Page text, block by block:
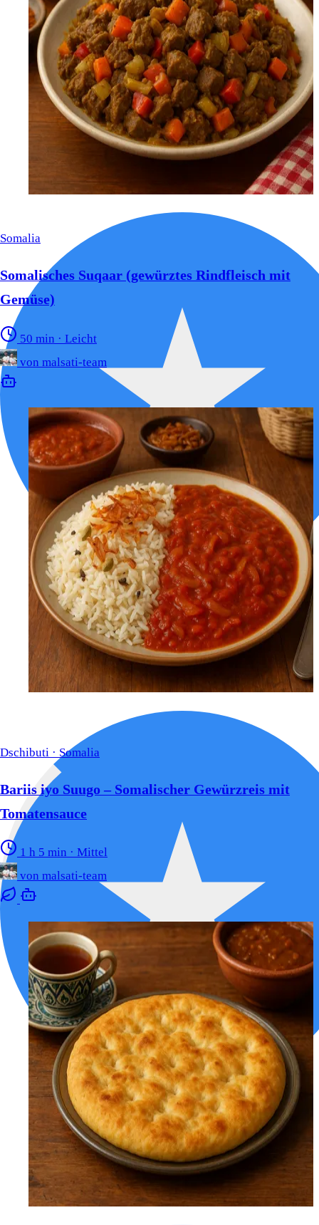
Somalia
Somalisches Suqaar (gewürztes Rindfleisch mit
Gemüse)
50 min · Leicht
von malsati-team
Dschibuti · Somalia
Bariis iyo Suugo – Somalischer Gewürzreis mit
Tomatensauce
1 h 5 min · Mittel
von malsati-team